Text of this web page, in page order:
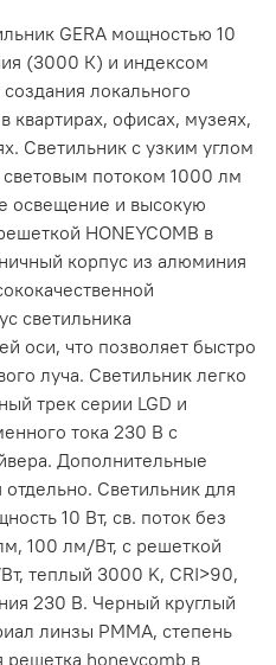
GERA мощностью 10
(3000 К) и индексом
локального
квартирах, офисах, музеях,
Светильник с узким углом
световым потоком 1000 лм
освещение и высокую
HONEYCOMB в
корпус из алюминия
светильника
оси, что позволяет быстро
луча. Светильник легко
трек серии LGD и
тока 230 В с
Дополнительные
Светильник для
10 Вт, св. поток без
100 лм/Вт, с решеткой
теплый 3000 K, CRI>90,
230 В. Черный круглый
линзы PMMA, степень
решетка honeycomb в